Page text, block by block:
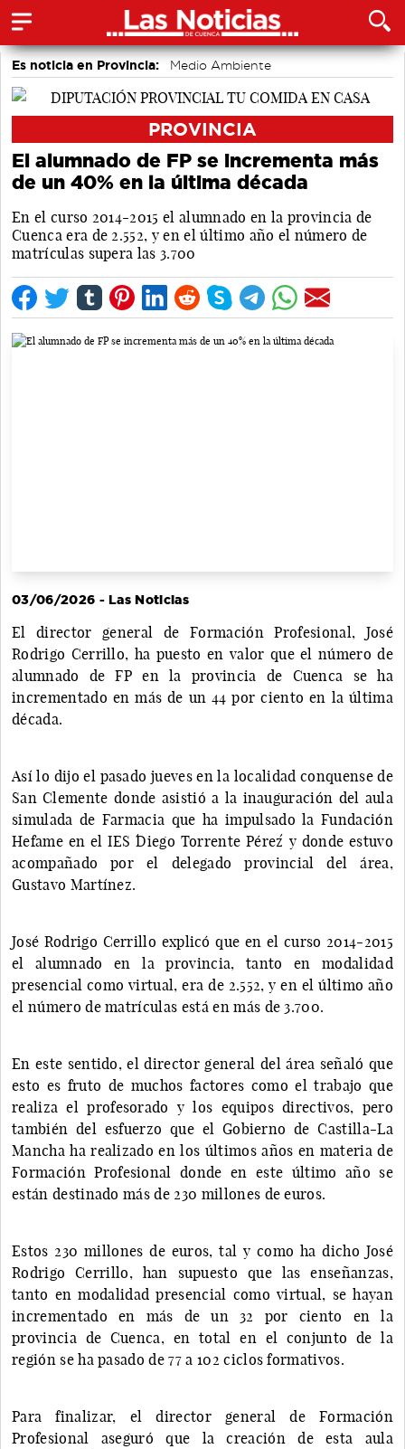
Es noticia en Provincia:
Medio Ambiente
accidentes laborales
PROVINCIA
El alumnado de FP se incrementa más
de un 40% en la última década
En el curso 2014-2015 el alumnado en la provincia de
Cuenca era de 2.552, y en el último año el número de
matrículas supera las 3.700
03/06/2026 - Las Noticias
El director general de Formación Profesional, José
Rodrigo Cerrillo, ha puesto en valor que el número de
alumnado de FP en la provincia de Cuenca se ha
incrementado en más de un 44 por ciento en la última
década.
Así lo dijo el pasado jueves en la localidad conquense de
San Clemente donde asistió a la inauguración del aula
simulada de Farmacia que ha impulsado la Fundación
Hefame en el IES ´Diego Torrente Pérez´ y donde estuvo
acompañado por el delegado provincial del área,
Gustavo Martínez.
José Rodrigo Cerrillo explicó que en el curso 2014-2015
el alumnado en la provincia, tanto en modalidad
presencial como virtual, era de 2.552, y en el último año
el número de matrículas está en más de 3.700.
En este sentido, el director general del área señaló que
esto es fruto de muchos factores como el trabajo que
realiza el profesorado y los equipos directivos, pero
también del esfuerzo que el Gobierno de Castilla-La
Mancha ha realizado en los últimos años en materia de
Formación Profesional donde en este último año se
están destinado más de 230 millones de euros.
Estos 230 millones de euros, tal y como ha dicho José
Rodrigo Cerrillo, han supuesto que las enseñanzas,
tanto en modalidad presencial como virtual, se hayan
incrementado en más de un 32 por ciento en la
provincia de Cuenca, en total en el conjunto de la
región se ha pasado de 77 a 102 ciclos formativos.
Para finalizar, el director general de Formación
Profesional aseguró que la creación de esta aula